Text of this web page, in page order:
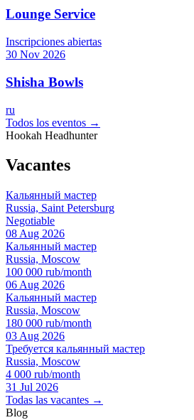
Lounge Service
Inscripciones abiertas
30 Nov 2026
Shisha Bowls
ru
Todos los eventos →
Hookah Headhunter
Vacantes
Кальянный мастер
Russia, Saint Petersburg
Negotiable
08 Aug 2026
Кальянный мастер
Russia, Moscow
100 000 rub/month
06 Aug 2026
Кальянный мастер
Russia, Moscow
180 000 rub/month
03 Aug 2026
Требуется кальянный мастер
Russia, Moscow
4 000 rub/month
31 Jul 2026
Todas las vacantes →
Blog